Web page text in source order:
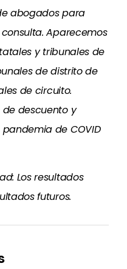
abogados para
Aparecemos
y tribunales de
de distrito de
de circuito.
descuento y
de COVID
Los resultados
futuros.